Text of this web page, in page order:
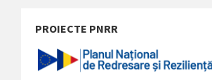
PROIECTE PNRR